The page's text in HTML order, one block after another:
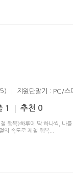
지원단말기 : PC/스
1 추천 0
행복》하루에 딱 하나씩, 나
의 속도로 제철 행복